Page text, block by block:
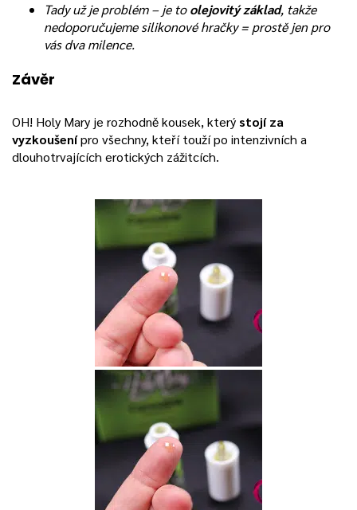
Tady už je problém – je toolejovitý základ, takže
nedoporučujeme silikonové hračky = prostě jen pro
vás dva milence.
Závěr
OH! Holy Mary je rozhodně kousek, který stojí za
vyzkoušenípro všechny, kteří touží po intenzivních a
dlouhotrvajících erotických zážitcích.